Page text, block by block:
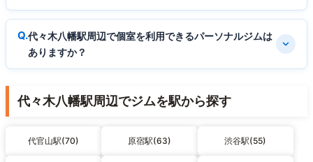
代々木八幡駅周辺で個室を利用できるパーソナルジムは
ありますか？
代々木八幡駅周辺でジムを駅から探す
代官山駅(70) 原宿駅(63) 渋谷駅(55)